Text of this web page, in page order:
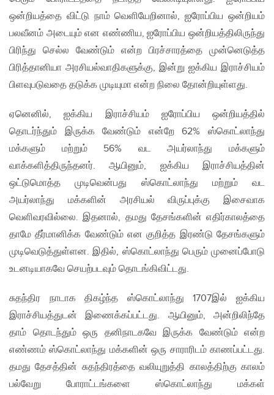
ஒன்றியத்தை விட்டு நாம் வெளியேறினால், ஐரோப்பிய ஒன்றியம்
பலவீனம் அடையும் என எண்ணிய, ஐரோப்பிய ஒன்றியத்திலிருந்து
பிரிந்து செல்ல வேண்டும் என்ற பிரச்சாரத்தை முன்னெடுத்த
பிரித்தானியா அரசியல்வாதிகளுக்கு, இன்று ஐக்கிய இராச்சியம்
பிளவுபடுவதை தடுக்க முடியுமா என்ற நிலை தோன்றியுள்ளது.
ஏனெனில், ஐக்கிய இராச்சியம் ஐரோப்பிய ஒன்றியத்தில்
தொடர்ந்தும் இருக்க வேண்டும் என்றே 62% ஸ்கொட்லாந்து
மக்களும் மற்றும் 56% வட அயர்லாந்து மக்களும்
வாக்களித்திருந்தனர். ஆயினும், ஐக்கிய இராச்சியத்தின்
ஒட்டுமொத்த முடிவென்பது ஸ்கொட்லாந்து மற்றும் வட
அயர்லாந்து மக்களின் அரசியல் விருப்புக்கு இசைவாக
வெளிவரவில்லை. இதனால், தமது தேசங்களின் எதிர்காலத்தை
தாமே தீர்மானிக்க வேண்டும் என குறித்த இரண்டு தேசங்களும்
முடிவெடுத்துள்ளன. இதில், ஸ்கொட்லாந்து பெரும் முனைப்போடு
உடனடியாகவே செயற்படவும் தொடங்கிவிட்டது.
சுதந்திர நாடாக திகழ்ந்த ஸ்கொட்லாந்து 1707இல் ஐக்கிய
இராச்சியத்துடன் இணைக்கப்பட்டது. ஆயினும், அன்றிலிந்தே
தாம் தொடந்தும் ஒரு தனிநாடகவே இருக்க வேண்டும் என்ற
எண்ணம் ஸ்கொட்லாந்து மக்களின் ஒரு சாராரிடம் காணப்பட்டது.
தமது தேசத்தின் சுதந்திரத்தை வலியுறுத்தி காலத்திற்கு காலம்
பல்வேறு போராட்டங்களை ஸ்கொட்லாந்து மக்கள்